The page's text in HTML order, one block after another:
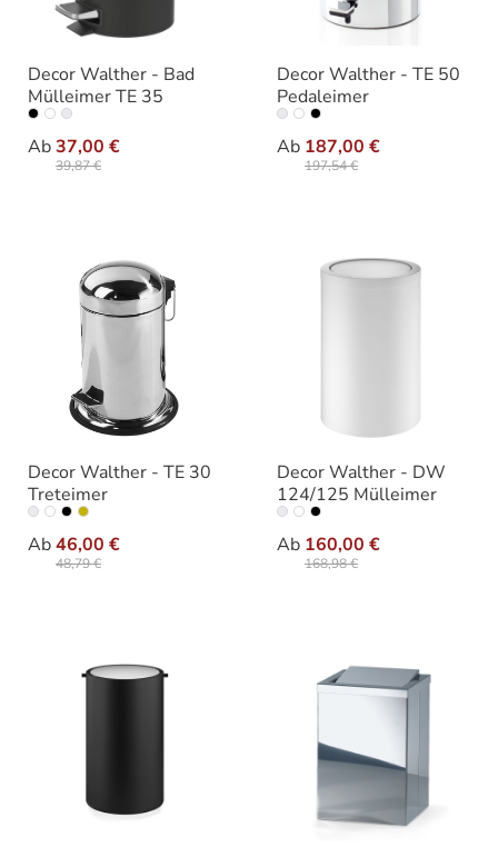
Decor Walther - Bad
Mülleimer TE 35
Ab37,00 €
39,87 €
Varianten
Decor Walther - TE 50
Pedaleimer
Ab 187,00 €
197,54 €
Ausführung
Decor Walther - TE 30
Treteimer
Ab46,00 €
48,79 €
Ausführung
Decor Walther - DW
124/125 Mülleimer
Ab 160,00 €
168,98 €
Ausführung